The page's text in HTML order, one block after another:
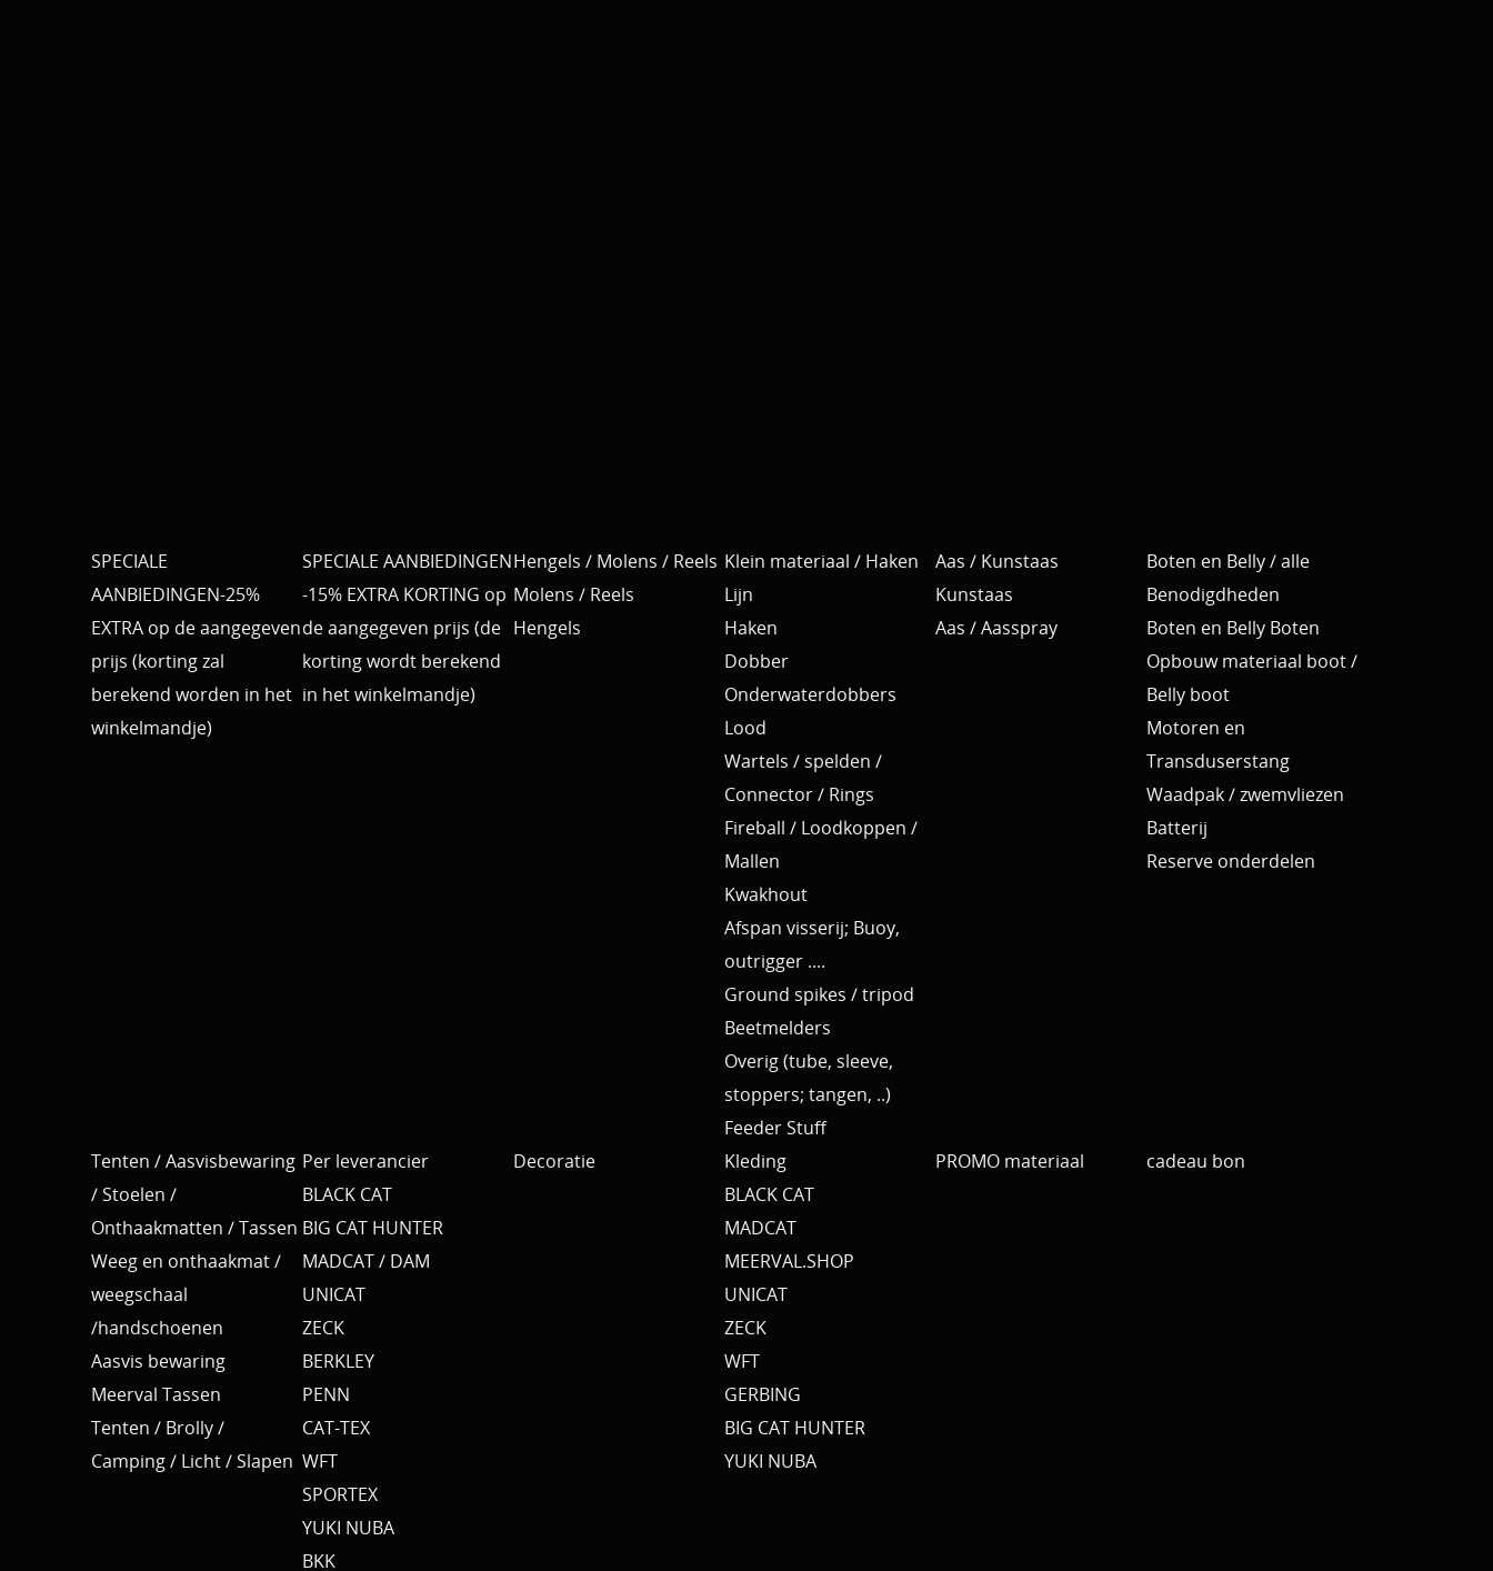
SPECIALE
AANBIEDINGEN-25%
EXTRA op de aangegeven
prijs (korting zal
berekend worden in het
winkelmandje)
SPECIALE AANBIEDINGEN
-15% EXTRA KORTING op
de aangegeven prijs (de
korting wordt berekend
in het winkelmandje)
Hengels / Molens / Reels
Molens / Reels
Hengels
Klein materiaal / Haken
Lijn
Haken
Dobber
Onderwaterdobbers
Lood
Wartels / spelden /
Connector / Rings
Fireball / Loodkoppen /
Mallen
Kwakhout
Afspan visserij; Buoy,
outrigger ....
Ground spikes / tripod
Beetmelders
Overig (tube, sleeve,
stoppers; tangen, ..)
Feeder Stuff
Aas / Kunstaas
Kunstaas
Aas / Aasspray
Boten en Belly / alle
Benodigdheden
Boten en Belly Boten
Opbouw materiaal boot /
Belly boot
Motoren en
Transduserstang
Waadpak / zwemvliezen
Batterij
Reserve onderdelen
Tenten / Aasvisbewaring
/ Stoelen /
Onthaakmatten / Tassen
Weeg en onthaakmat /
weegschaal
/handschoenen
Aasvis bewaring
Meerval Tassen
Tenten / Brolly /
Camping / Licht / Slapen
Per leverancier
BLACK CAT
BIG CAT HUNTER
MADCAT / DAM
UNICAT
ZECK
BERKLEY
PENN
CAT-TEX
WFT
SPORTEX
YUKI NUBA
BKK
Decoratie
Kleding
BLACK CAT
MADCAT
MEERVAL.SHOP
UNICAT
ZECK
WFT
GERBING
BIG CAT HUNTER
YUKI NUBA
PROMO materiaal cadeau bon